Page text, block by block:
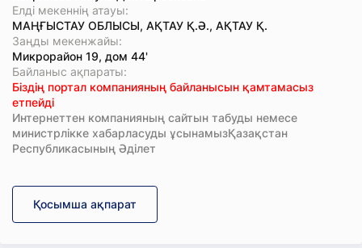
Елді мекеннің атауы:
МАҢҒЫСТАУ ОБЛЫСЫ, АҚТАУ Қ.Ә., АҚТАУ Қ.
Заңды мекенжайы:
Микрорайон 19, дом 44'
Байланыс ақпараты:
Біздің портал компанияның байланысын қамтамасыз
етпейді
Интернеттен компанияның сайтын табуды немесе
министрлікке хабарласуды ұсынамызҚазақстан
Республикасының Әділет
Қосымша ақпарат